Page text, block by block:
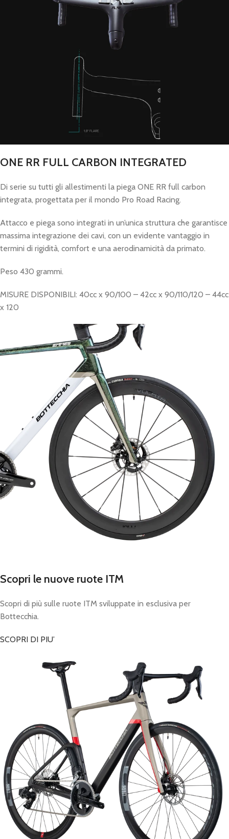
ONE RR FULL CARBON INTEGRATED
Di serie su tutti gli allestimenti la piega ONE RR full carbon
integrata, progettata per il mondo Pro Road Racing.
Attacco e piega sono integrati in un’unica struttura che garantisce
massima integrazione dei cavi, con un evidente vantaggio in
termini di rigidità, comfort e una aerodinamicità da primato.
Peso 430 grammi.
MISURE DISPONIBILI: 40cc x 90/100 – 42cc x 90/110/120 – 44cc
x 120
Scopri le nuove ruote ITM
Scopri di più sulle ruote ITM sviluppate in esclusiva per
Bottecchia.
SCOPRI DI PIU’